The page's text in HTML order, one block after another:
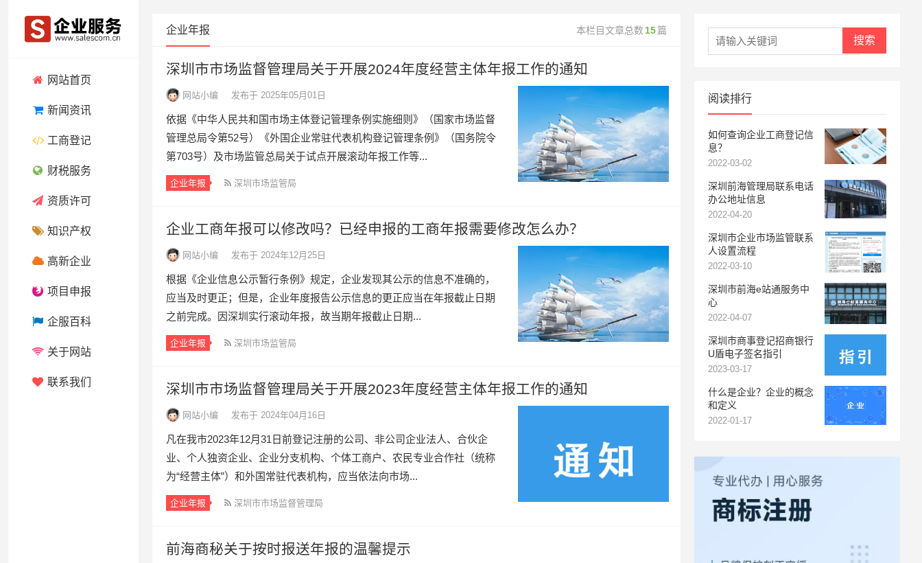
网站首页
新闻资讯
工商登记
财税服务
资质许可
知识产权
高新企业
项目申报
企服百科
关于网站
联系我们
企业年报 本栏目文章总数15篇
深圳市市场监督管理局关于开展2024年度经营主体年报工作的通知
网站小编 发布于 2025年05月01日
依据《中华人民共和国市场主体登记管理条例实施细则》（国家市场监督
管理总局令第52号）《外国企业常驻代表机构登记管理条例》（国务院令
第703号）及市场监管总局关于试点开展滚动年报工作等...
企业年报 深圳市场监管局
企业工商年报可以修改吗？已经申报的工商年报需要修改怎么办？
网站小编 发布于 2024年12月25日
根据《企业信息公示暂行条例》规定，企业发现其公示的信息不准确的，
应当及时更正；但是，企业年度报告公示信息的更正应当在年报截止日期
之前完成。因深圳实行滚动年报，故当期年报截止日期...
企业年报 深圳市场监管局
深圳市市场监督管理局关于开展2023年度经营主体年报工作的通知
网站小编 发布于 2024年04月16日
凡在我市2023年12月31日前登记注册的公司、非公司企业法人、合伙企
业、个人独资企业、企业分支机构、个体工商户、农民专业合作社（统称
为“经营主体”）和外国常驻代表机构，应当依法向市场...
企业年报 深圳市市场监督管理局
前海商秘关于按时报送年报的温馨提示
搜索
阅读排行
如何查询企业工商登记信
息？
2022-03-02
深圳前海管理局联系电话
办公地址信息
2022-04-20
深圳市企业市场监管联系
人设置流程
2022-03-10
深圳市前海e站通服务中
心
2022-04-07
深圳市商事登记招商银行
U盾电子签名指引
2023-03-17
什么是企业？企业的概念
和定义
2022-01-17